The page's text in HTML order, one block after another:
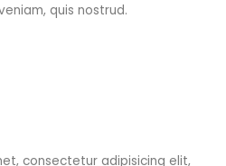
quis nostrud.
consectetur adipisicing elit,